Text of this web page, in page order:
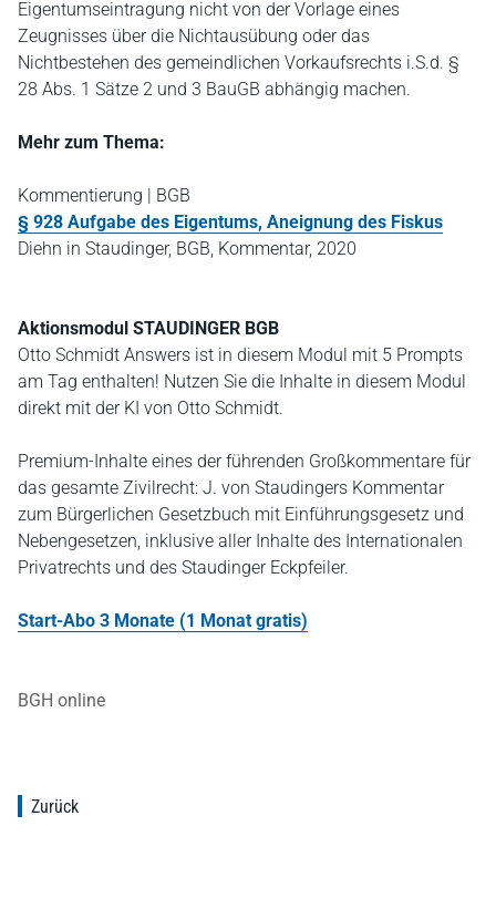
Eigentumseintragung nicht von der Vorlage eines
Zeugnisses über die Nichtausübung oder das
Nichtbestehen des gemeindlichen Vorkaufsrechts i.S.d. §
28 Abs. 1 Sätze 2 und 3 BauGB abhängig machen.
Mehr zum Thema:
Kommentierung | BGB
§ 928 Aufgabe des Eigentums, Aneignung des Fiskus
Diehn in Staudinger, BGB, Kommentar, 2020
Aktionsmodul STAUDINGER BGB
Otto Schmidt Answers ist in diesem Modul mit 5 Prompts
am Tag enthalten! Nutzen Sie die Inhalte in diesem Modul
direkt mit der KI von Otto Schmidt.
Premium-Inhalte eines der führenden Großkommentare für
das gesamte Zivilrecht: J. von Staudingers Kommentar
zum Bürgerlichen Gesetzbuch mit Einführungsgesetz und
Nebengesetzen, inklusive aller Inhalte des Internationalen
Privatrechts und des Staudinger Eckpfeiler.
Start-Abo 3 Monate (1 Monat gratis)
BGH online
Zurück